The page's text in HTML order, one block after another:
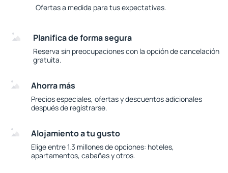
Ofertas a medida para tus expectativas.
Planifica de forma segura
Reserva sin preocupaciones con la opción de cancelación
gratuita.
Ahorra más
Precios especiales, ofertas y descuentos adicionales
después de registrarse.
Alojamiento a tu gusto
Elige entre 1.3 millones de opciones: hoteles,
apartamentos, cabañas y otros.